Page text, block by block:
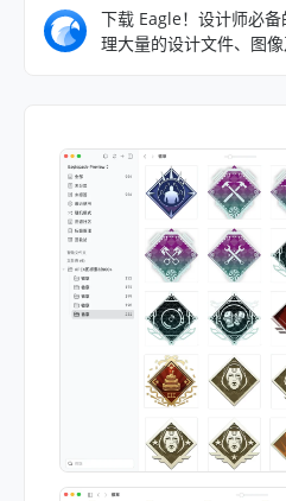
下载 Eagle！设计师必
理大量的设计文件、图像